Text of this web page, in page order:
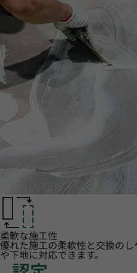
柔軟な施工性
優れた施工の柔軟性と交換の
や下地に対応できます。